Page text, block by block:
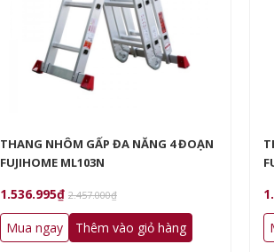
THANG NHÔM GẤP ĐA NĂNG 4 ĐOẠN
FUJIHOME ML103N
1.536.995₫ 2.457.000₫
Mua ngay Thêm vào giỏ hàng